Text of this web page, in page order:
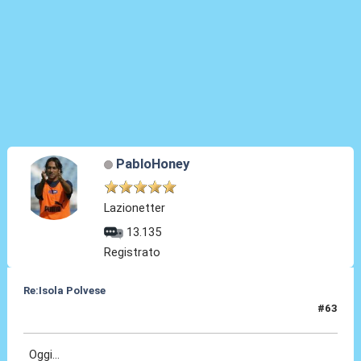
PabloHoney
Lazionetter
13.135
Registrato
Re:Isola Polvese
#63
Oggi...